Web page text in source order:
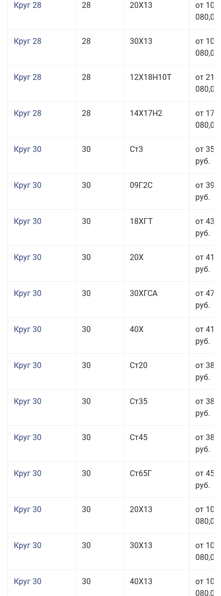
Круг 28 28 20Х13
от 103
080,00
Круг 28 28 30Х13
от 103
080,00
Круг 28 28 12Х18Н10Т
от 210
080,00
Круг 28 28 14Х17Н2
от 179
080,00
Круг 30 30 Ст3
от 35
руб.
Круг 30 30 09Г2С
от 39
руб.
Круг 30 30 18ХГТ
от 43
руб.
Круг 30 30 20Х
от 41
руб.
Круг 30 30 30ХГСА
от 47
руб.
Круг 30 30 40Х
от 41
руб.
Круг 30 30 Ст20
от 38
руб.
Круг 30 30 Ст35
от 38
руб.
Круг 30 30 Ст45
от 38
руб.
Круг 30 30 Ст65Г
от 45
руб.
Круг 30 30 20Х13
от 101
080,00
Круг 30 30 30Х13
от 101
080,00
Круг 30 30 40Х13
от 101
080,00